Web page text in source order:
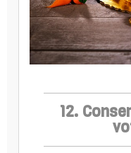
12.